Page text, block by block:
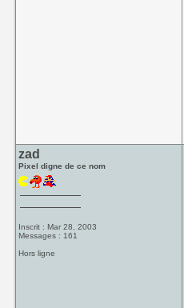
zad
Pixel digne de ce nom
Inscrit : Mar 28, 2003
Messages : 161
Hors ligne